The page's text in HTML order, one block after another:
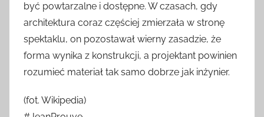
być powtarzalne i dostępne. W czasach, gdy
architektura coraz częściej zmierzała w stronę
spektaklu, on pozostawał wierny zasadzie, że
forma wynika z konstrukcji, a projektant powinien
rozumieć materiał tak samo dobrze jak inżynier.
(fot. Wikipedia)